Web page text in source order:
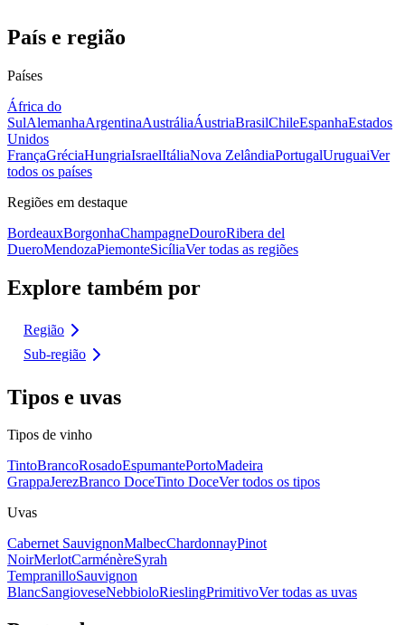
País e região
Países
África do
SulAlemanhaArgentinaAustráliaÁustriaBrasilChileEspanhaEstados
Unidos
FrançaGréciaHungriaIsraelItáliaNova ZelândiaPortugalUruguaiVer
todos os países
Regiões em destaque
BordeauxBorgonhaChampagneDouroRibera del
DueroMendozaPiemonteSicíliaVer todas as regiões
Explore também por
Região
Sub-região
Tipos e uvas
Tipos de vinho
TintoBrancoRosadoEspumantePortoMadeira
GrappaJerezBranco DoceTinto DoceVer todos os tipos
Uvas
Cabernet SauvignonMalbecChardonnayPinot
NoirMerlotCarménèreSyrah
TempranilloSauvignon
BlancSangioveseNebbioloRieslingPrimitivoVer todas as uvas